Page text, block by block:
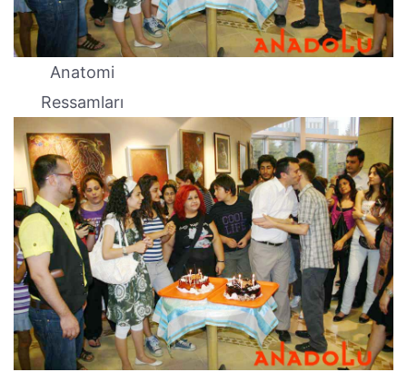
Anatomi
Ressamları